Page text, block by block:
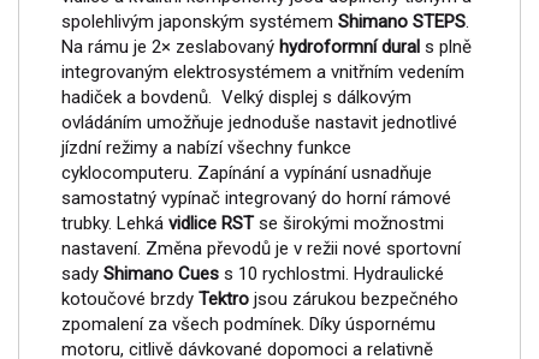
spolehlivým japonským systémem Shimano STEPS.
Na rámu je 2× zeslabovaný hydroformní dural s plně
integrovaným elektrosystémem a vnitřním vedením
hadiček a bovdenů. Velký displej s dálkovým
ovládáním umožňuje jednoduše nastavit jednotlivé
jízdní režimy a nabízí všechny funkce
cyklocomputeru. Zapínání a vypínání usnadňuje
samostatný vypínač integrovaný do horní rámové
trubky. Lehká vidlice RSTse širokými možnostmi
nastavení. Změna převodů je v režii nové sportovní
sady Shimano Cues s 10 rychlostmi. Hydraulické
kotoučové brzdy Tektro jsou zárukou bezpečného
zpomalení za všech podmínek. Díky úspornému
motoru, citlivě dávkované dopomoci a relativně